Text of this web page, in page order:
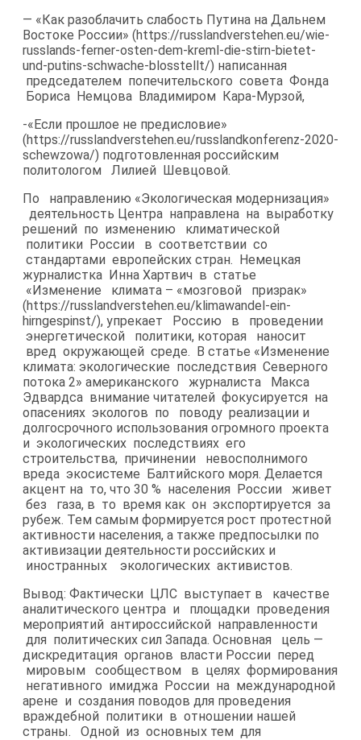
— «Как разоблачить слабость Путина на Дальнем
Востоке России» (https://russlandverstehen.eu/wie-​
russlands-ferner-osten-dem-kreml-die-stirn-bietet-
und-putins-schwache-blosstellt/) написанная
председателем попечительского совета Фонда
Бориса Немцова Владимиром Кара-​Мурзой,
-«Если прошлое не предисловие»
(https://russlandverstehen.eu/russlandkonferenz-​2020-​
schewzowa/) подготовленная российским
политологом Лилией Шевцовой.
По направлению «Экологическая модернизация»
деятельность Центра направлена на выработку
решений по изменению климатической
политики России в соответствии со
стандартами европейских стран. Немецкая
журналистка Инна Хартвич в статье
«Изменение климата – «мозговой призрак»
(https://russlandverstehen.eu/klimawandel-​ein-
hirngespinst/), упрекает Россию в проведении
энергетической политики, которая наносит
вред окружающей среде. В статье «Изменение
климата: экологические последствия Северного
потока 2» американского журналиста Макса
Эдвардса внимание читателей фокусируется на
опасениях экологов по поводу реализации и
долгосрочного использования огромного проекта
и экологических последствиях его
строительства, причинении невосполнимого
вреда экосистеме Балтийского моря. Делается
акцент на то, что 30 % населения России живет
без газа, в то время как он экспортируется за
рубеж. Тем самым формируется рост протестной
активности населения, а также предпосылки по
активизации деятельности российских и
иностранных экологических активистов.
Вывод: Фактически ЦЛС выступает в качестве
аналитического центра и площадки проведения
мероприятий антироссийской направленности
для политических сил Запада. Основная цель —
дискредитация органов власти России перед
мировым сообществом в целях формирования
негативного имиджа России на международной
арене и создания поводов для проведения
враждебной политики в отношении нашей
страны. Одной из основных тем для